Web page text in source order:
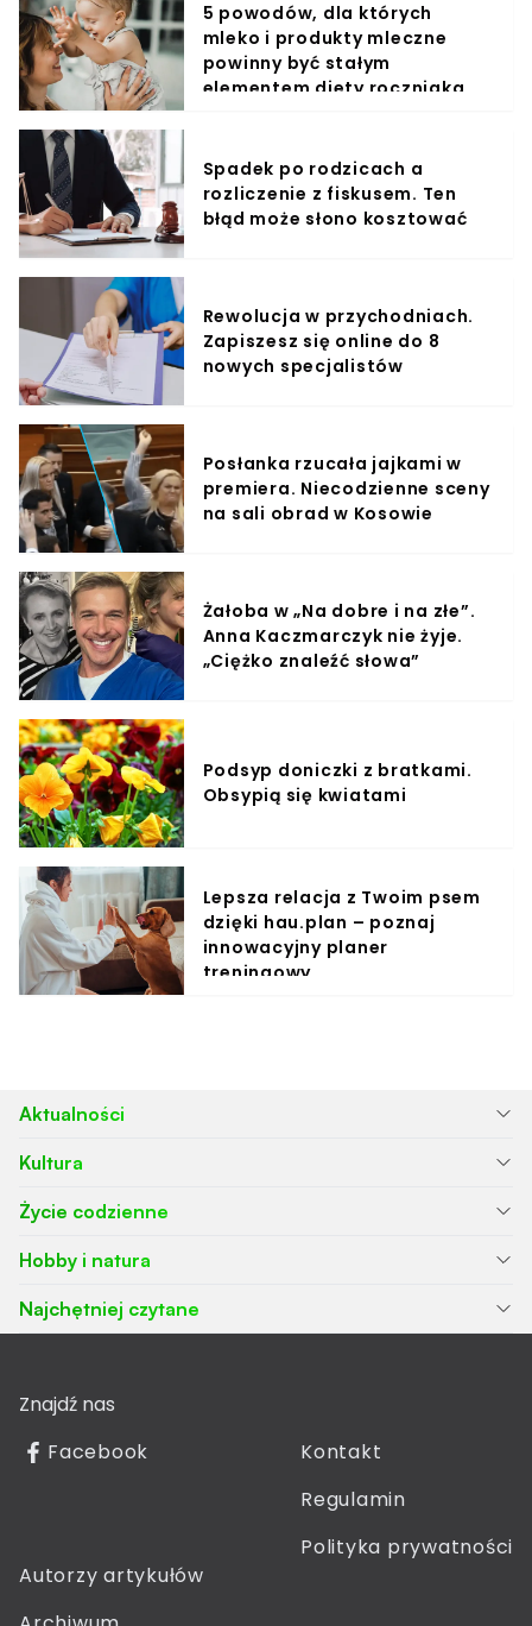
5 powodów, dla których
mleko i produkty mleczne
powinny być stałym
elementem diety roczniaka
Spadek po rodzicach a
rozliczenie z fiskusem. Ten
błąd może słono kosztować
Rewolucja w przychodniach.
Zapiszesz się online do 8
nowych specjalistów
Posłanka rzucała jajkami w
premiera. Niecodzienne sceny
na sali obrad w Kosowie
Żałoba w „Na dobre i na złe”.
Anna Kaczmarczyk nie żyje.
„Ciężko znaleźć słowa”
Podsyp doniczki z bratkami.
Obsypią się kwiatami
Lepsza relacja z Twoim psem
dzięki hau.plan – poznaj
innowacyjny planer
treningowy
Aktualności
Kultura
Życie codzienne
Hobby i natura
Najchętniej czytane
Znajdź nas
Facebook
Kontakt
Regulamin
Polityka prywatności
Autorzy artykułów